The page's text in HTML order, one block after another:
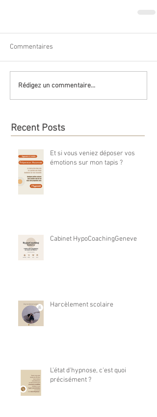
Commentaires
Rédigez un commentaire...
Recent Posts
Et si vous veniez déposer vos
émotions sur mon tapis ?
Cabinet HypoCoachingGeneve
Harcèlement scolaire
L'état d'hypnose, c'est quoi
précisément ?